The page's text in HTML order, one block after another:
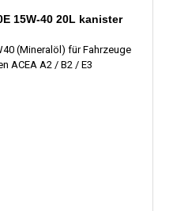
15W-40 20L kanister
(Mineralöl) für Fahrzeuge
ACEA A2 / B2 / E3